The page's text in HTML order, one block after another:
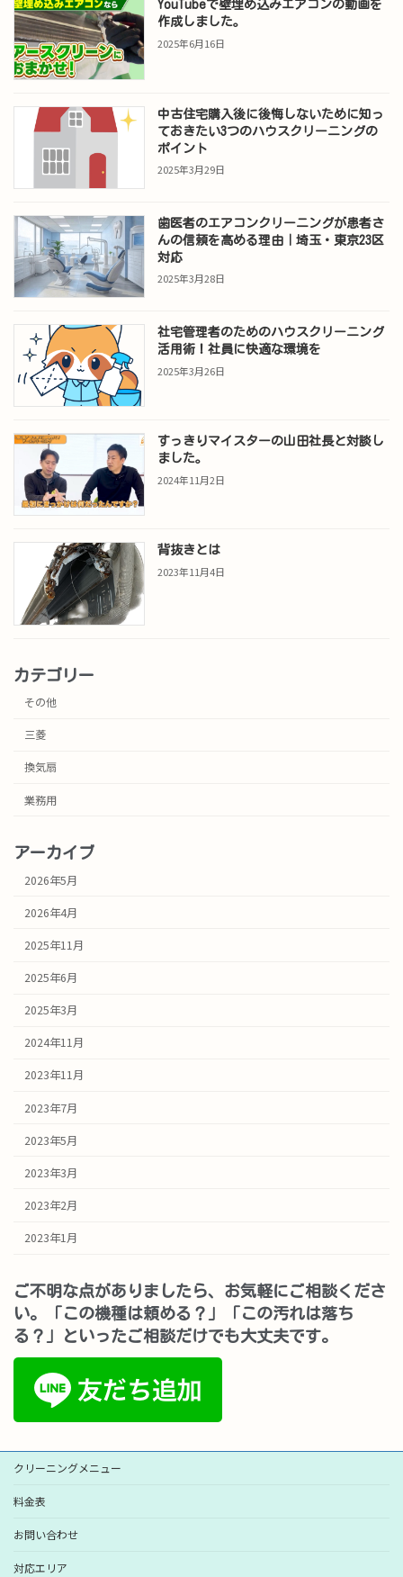
YouTubeで壁埋め込みエアコンの動画を
作成しました。
2025年6月16日
中古住宅購入後に後悔しないために知っ
ておきたい3つのハウスクリーニングの
ポイント
2025年3月29日
歯医者のエアコンクリーニングが患者さ
んの信頼を高める理由｜埼玉・東京23区
対応
2025年3月28日
社宅管理者のためのハウスクリーニング
活用術！社員に快適な環境を
2025年3月26日
すっきりマイスターの山田社長と対談し
ました。
2024年11月2日
背抜きとは
2023年11月4日
カテゴリー
その他
三菱
換気扇
業務用
アーカイブ
2026年5月
2026年4月
2025年11月
2025年6月
2025年3月
2024年11月
2023年11月
2023年7月
2023年5月
2023年3月
2023年2月
2023年1月
ご不明な点がありましたら、お気軽にご相談くださ
い。「この機種は頼める？」「この汚れは落ち
る？」といったご相談だけでも大丈夫です。
クリーニングメニュー
料金表
お問い合わせ
対応エリア